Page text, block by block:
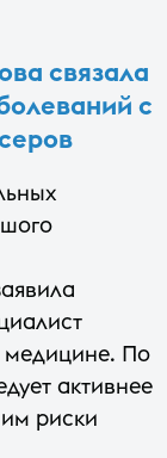
связала
с
медицине. По
активнее
риски